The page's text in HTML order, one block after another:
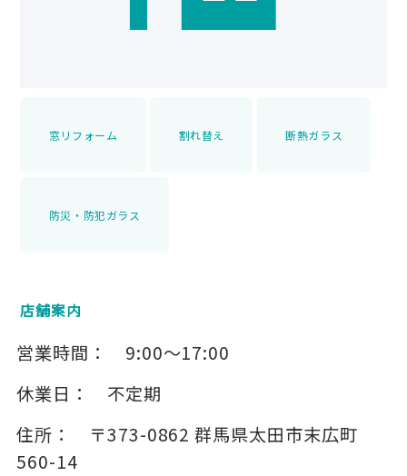
窓リフォーム 割れ替え 断熱ガラス
防災・防犯ガラス
店舗案内
営業時間：
9:00～17:00
休業日：
不定期
住所：
〒373-0862 群馬県太田市末広町
560-14